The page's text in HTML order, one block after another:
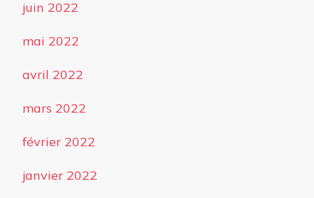
juin 2022
mai 2022
avril 2022
mars 2022
février 2022
janvier 2022